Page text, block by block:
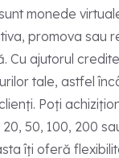
monede
promova sau
Cu ajutorul
tale, astfel
Poți
50, 100, 200
îți oferă